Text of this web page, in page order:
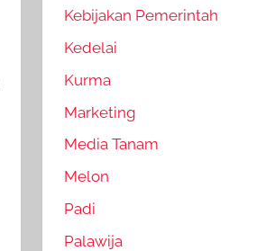
Kebijakan Pemerintah
Kedelai
Kurma
Marketing
Media Tanam
Melon
Padi
Palawija